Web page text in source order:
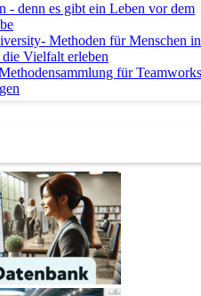
- denn es gibt ein Leben vor dem
Methoden für Menschen in
Vielfalt erleben
für